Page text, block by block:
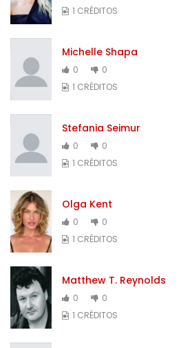
1 CRÉDITOS
Michelle Shapa
0
0
1 CRÉDITOS
Stefania Seimur
0
0
1 CRÉDITOS
Olga Kent
0
0
1 CRÉDITOS
Matthew T. Reynolds
0
0
1 CRÉDITOS